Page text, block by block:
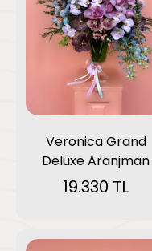
Veronica Grand
Deluxe Aranjman
19.330 TL